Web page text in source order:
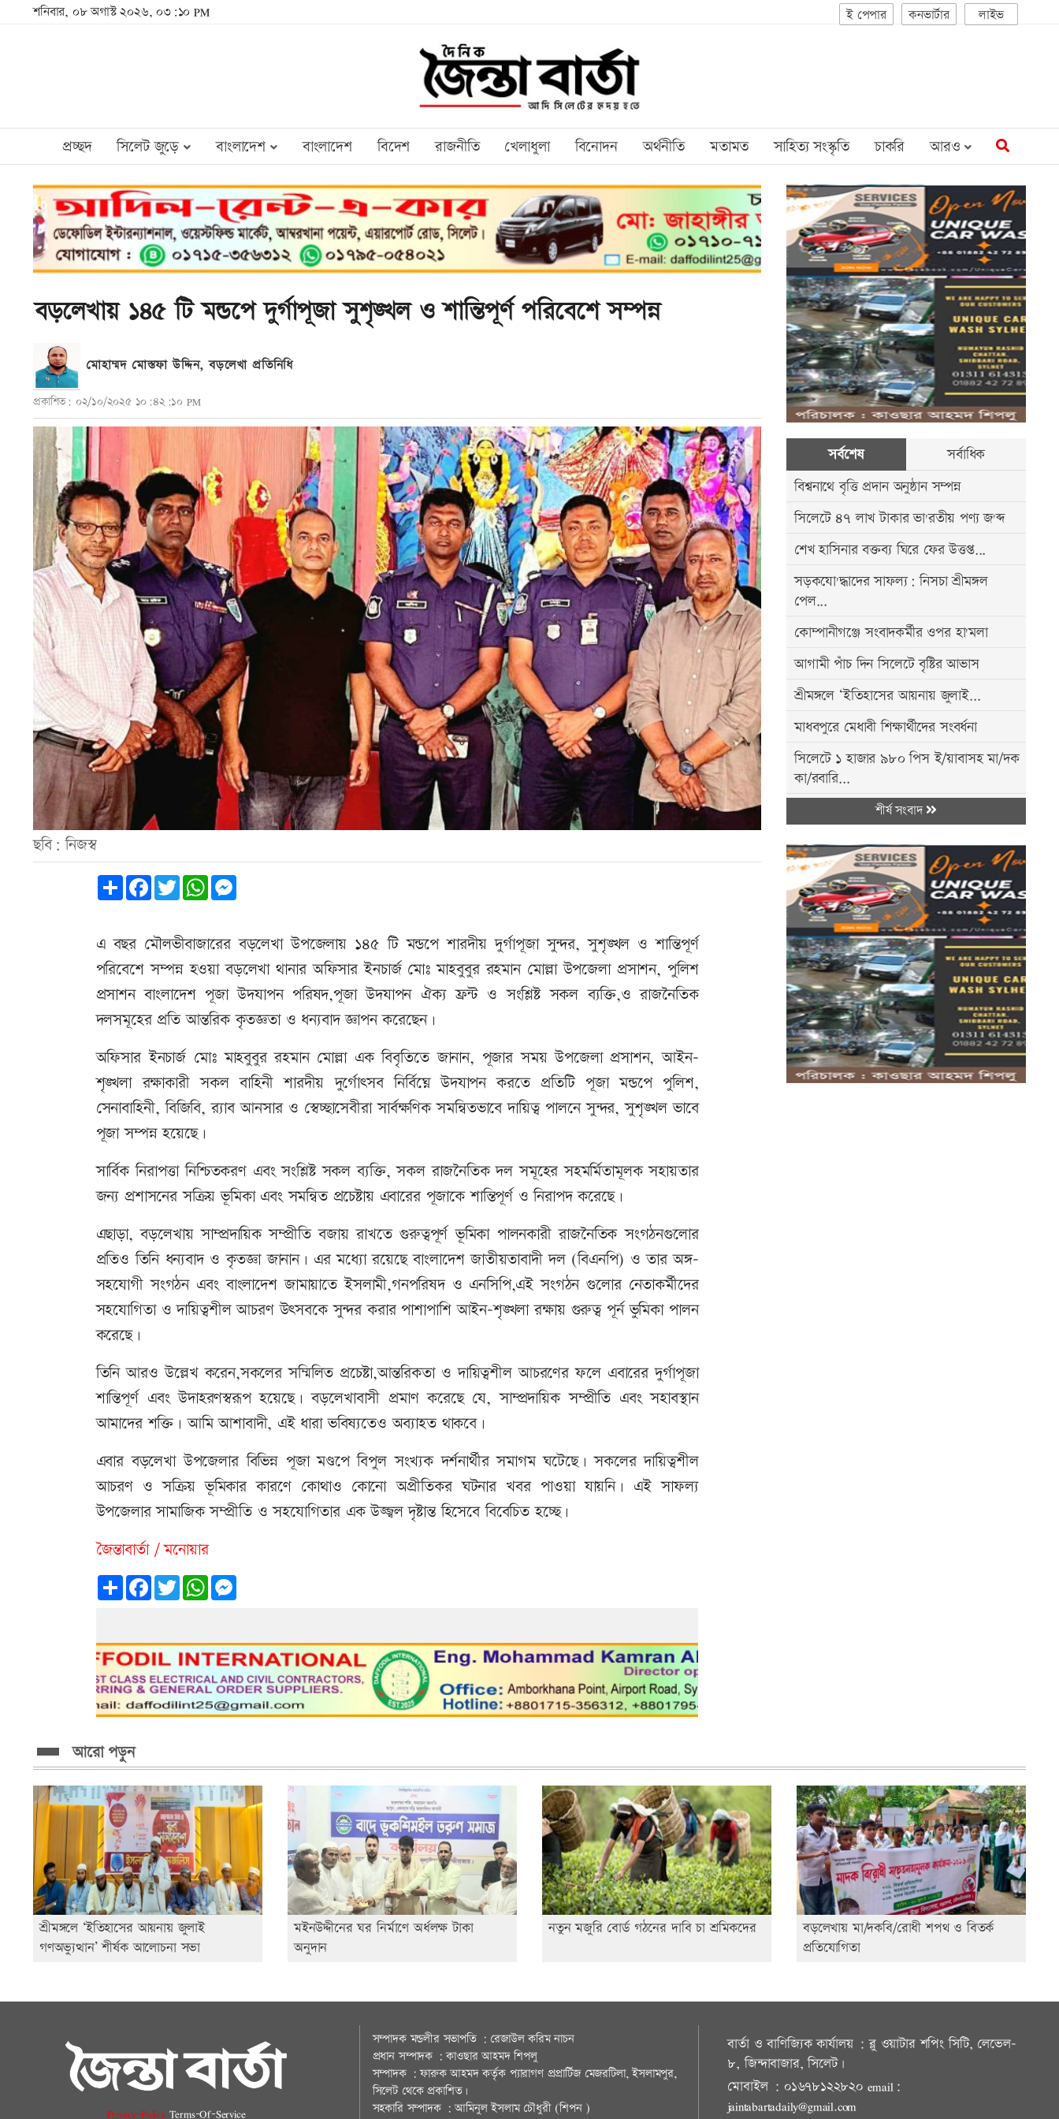
শনিবার, ০৮ অগাস্ট ২০২৬, ০৩:১০ PM ই পেপার কনভার্টার লাইভ
প্রচ্ছদ সিলেট জুড়ে বাংলাদেশ বাংলাদেশ বিদেশ রাজনীতি খেলাধুলা বিনোদন অর্থনীতি মতামত সাহিত্য সংস্কৃতি চাকরি আরও
বড়লেখায় ১৪৫ টি মন্ডপে দুর্গাপূজা সুশৃঙ্খল ও শান্তিপূর্ণ পরিবেশে সম্পন্ন
মোহাম্মদ মোস্তফা উদ্দিন, বড়লেখা প্রতিনিধি
প্রকাশিত: ০২/১০/২০২৫ ১০:৪২:১০ PM
ছবি: নিজস্ব
Share FacebookTwitterWhatsAppMessenger
এ বছর মৌলভীবাজারের বড়লেখা উপজেলায় ১৪৫ টি মন্ডপে শারদীয় দুর্গাপূজা সুন্দর, সুশৃঙ্খল ও শান্তিপূর্ণ
পরিবেশে সম্পন্ন হওয়া বড়লেখা থানার অফিসার ইনচার্জ মোঃ মাহবুবুর রহমান মোল্লা উপজেলা প্রসাশন, পুলিশ
প্রসাশন বাংলাদেশ পূজা উদযাপন পরিষদ,পূজা উদযাপন ঐক্য ফ্রন্ট ও সংশ্লিষ্ট সকল ব্যক্তি,ও রাজনৈতিক
দলসমূহের প্রতি আন্তরিক কৃতজ্ঞতা ও ধন্যবাদ জ্ঞাপন করেছেন।
অফিসার ইনচার্জ মোঃ মাহবুবুর রহমান মোল্লা এক বিবৃতিতে জানান, পূজার সময় উপজেলা প্রসাশন, আইন-
শৃঙ্খলা রক্ষাকারী সকল বাহিনী শারদীয় দুর্গোৎসব নির্বিঘ্নে উদযাপন করতে প্রতিটি পূজা মন্ডপে পুলিশ,
সেনাবাহিনী, বিজিবি, র‍্যাব আনসার ও স্বেচ্ছাসেবীরা সার্বক্ষণিক সমন্বিতভাবে দায়িত্ব পালনে সুন্দর, সুশৃঙ্খল ভাবে
পূজা সম্পন্ন হয়েছে।
সার্বিক নিরাপত্তা নিশ্চিতকরণ এবং সংশ্লিষ্ট সকল ব্যক্তি, সকল রাজনৈতিক দল সমূহের সহমর্মিতামূলক সহায়তার
জন্য প্রশাসনের সক্রিয় ভূমিকা এবং সমন্বিত প্রচেষ্টায় এবারের পূজাকে শান্তিপূর্ণ ও নিরাপদ করেছে।
এছাড়া, বড়লেখায় সাম্প্রদায়িক সম্প্রীতি বজায় রাখতে গুরুত্বপূর্ণ ভূমিকা পালনকারী রাজনৈতিক সংগঠনগুলোর
প্রতিও তিনি ধন্যবাদ ও কৃতজ্ঞা জানান। এর মধ্যো রয়েছে বাংলাদেশ জাতীয়তাবাদী দল (বিএনপি) ও তার অঙ্গ-
সহযোগী সংগঠন এবং বাংলাদেশ জামায়াতে ইসলামী,গনপরিষদ ও এনসিপি,এই সংগঠন গুলোর নেতাকর্মীদের
সহযোগিতা ও দায়িত্বশীল আচরণ উৎসবকে সুন্দর করার পাশাপাশি আইন-শৃঙ্খলা রক্ষায় গুরুত্ব পূর্ন ভুমিকা পালন
করেছে।
তিনি আরও উল্লেখ করেন,সকলের সম্মিলিত প্রচেষ্টা,আন্তরিকতা ও দায়িত্বশীল আচরণের ফলে এবারের দুর্গাপূজা
শান্তিপূর্ণ এবং উদাহরণস্বরূপ হয়েছে। বড়লেখাবাসী প্রমাণ করেছে যে, সাম্প্রদায়িক সম্প্রীতি এবং সহাবস্থান
আমাদের শক্তি। আমি আশাবাদী, এই ধারা ভবিষ্যতেও অব্যাহত থাকবে।
এবার বড়লেখা উপজেলার বিভিন্ন পূজা মণ্ডপে বিপুল সংখ্যক দর্শনার্থীর সমাগম ঘটেছে। সকলের দায়িত্বশীল
আচরণ ও সক্রিয় ভূমিকার কারণে কোথাও কোনো অপ্রীতিকর ঘটনার খবর পাওয়া যায়নি। এই সাফল্য
উপজেলার সামাজিক সম্প্রীতি ও সহযোগিতার এক উজ্জ্বল দৃষ্টান্ত হিসেবে বিবেচিত হচ্ছে।
জৈন্তাবার্তা / মনোয়ার
Share FacebookTwitterWhatsAppMessenger
সর্বশেষ
সর্বাধিক
বিশ্বনাথে বৃত্তি প্রদান অনুষ্ঠান সম্পন্ন
সিলেটে ৪৭ লাখ টাকার ভা'রতীয় পণ্য জ'ব্দ
শেখ হাসিনার বক্তব্য ঘিরে ফের উত্তপ্ত...
সড়কযো'দ্ধাদের সাফল্য: নিসচা শ্রীমঙ্গল
পেল...
কোম্পানীগঞ্জে সংবাদকর্মীর ওপর হা'মলা
আগামী পাঁচ দিন সিলেটে বৃষ্টির আভাস
শ্রীমঙ্গলে ‘ইতিহাসের আয়নায় জুলাই...
মাধবপুরে মেধাবী শিক্ষার্থীদের সংবর্ধনা
সিলেটে ১ হাজার ৯৮০ পিস ই/য়াবাসহ মা/দক
কা/রবারি...
বিশ্বনাথে শাহ ফাউন্ডেশনের উদ্যোগে দুস্থদের...
ওসমানীনগর ট্র্যা/জেডি: নিহ/ত ৯ জনের ম/
রদেহ...
মইনউদ্দীনের ঘর নির্মাণে অর্ধলক্ষ টাকা অনুদান
রেশন-ত/লবের দাবিতে নোয়াপাড়া চা বাগানে
শ্রমিক...
তেলিয়াপাড়ায় মুক্তিযুদ্ধের স্মৃতিস্তম্ভ...
‘কবিতা হলো বিবেকের উচ্চারণ’
শীর্ষ সংবাদ
আরো পড়ুন
শ্রীমঙ্গলে ‘ইতিহাসের আয়নায় জুলাই
গণঅভ্যুত্থান’ শীর্ষক আলোচনা সভা
মইনউদ্দীনের ঘর নির্মাণে অর্ধলক্ষ টাকা
অনুদান
নতুন মজুরি বোর্ড গঠনের দাবি চা শ্রমিকদের
বড়লেখায় মা/দকবি/রোধী শপথ ও বিতর্ক
প্রতিযোগিতা
Privacy-Policy Terms-Of-Service
সম্পাদক মন্ডলীর সভাপতি : রেজাউল করিম নাচন
প্রধান সম্পাদক : কাওছার আহমদ শিপলু
সম্পাদক : ফারুক আহমদ কর্তৃক প্যারাগণ প্রপ্রার্টিজ মেজরটিলা, ইসলামপুর,
সিলেট থেকে প্রকাশিত।
সহকারি সম্পাদক : আমিনুল ইসলাম চৌধুরী (শিপন )
বার্তা ও বাণিজ্যিক কার্যালয় : ব্লু ওয়াটার শপিং সিটি, লেভেল-
৮, জিন্দাবাজার, সিলেট।
মোবাইল : ০১৬৭৮১২২৮২০ email:
jaintabartadaily@gmail.com